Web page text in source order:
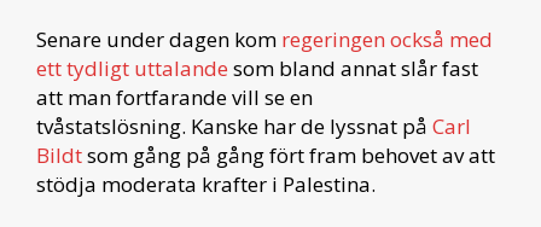
Senare under dagen kom regeringen också med
ett tydligt uttalande som bland annat slår fast
att man fortfarande vill se en
tvåstatslösning. Kanske har de lyssnat på Carl
Bildtsom gång på gång fört fram behovet av att
stödja moderata krafter i Palestina.